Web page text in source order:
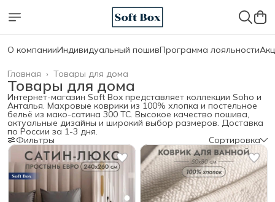
О компанииИндивидуальный пошивПрограмма лояльности
Товары для дома
Главная ›
Товары для дома
Интернет-магазин Soft Box представляет коллекции Soho и
Анталья. Махровые коврики из 100% хлопка и постельное
бельё из мако-сатина 300 ТС. Высокое качество пошива,
актуальные дизайны и широкий выбор размеров. Доставка
по России за 1-3 дня.
Фильтры Сортировка